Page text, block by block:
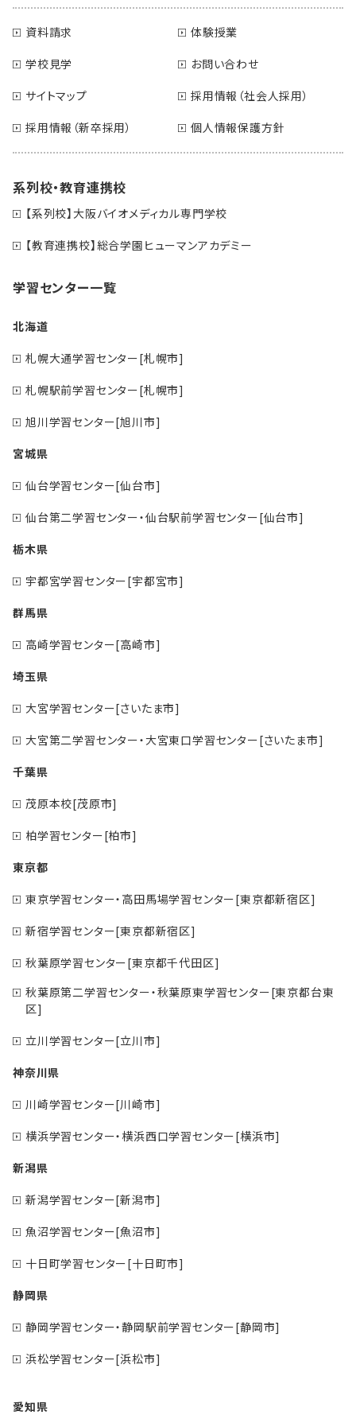
資料請求
体験授業
学校見学
お問い合わせ
サイトマップ
採用情報（社会人採用）
採用情報（新卒採用）
個人情報保護方針
系列校・教育連携校
【系列校】大阪バイオメディカル専門学校
【教育連携校】総合学園ヒューマンアカデミー
学習センター一覧
北海道
札幌大通学習センター[札幌市]
札幌駅前学習センター[札幌市]
旭川学習センター[旭川市]
宮城県
仙台学習センター[仙台市]
仙台第二学習センター・仙台駅前学習センター[仙台市]
栃木県
宇都宮学習センター[宇都宮市]
群馬県
高崎学習センター[高崎市]
埼玉県
大宮学習センター[さいたま市]
大宮第二学習センター・大宮東口学習センター[さいたま市]
千葉県
茂原本校[茂原市]
柏学習センター[柏市]
東京都
東京学習センター・高田馬場学習センター[東京都新宿区]
新宿学習センター[東京都新宿区]
秋葉原学習センター[東京都千代田区]
秋葉原第二学習センター・秋葉原東学習センター[東京都台東
区]
立川学習センター[立川市]
神奈川県
川崎学習センター[川崎市]
横浜学習センター・横浜西口学習センター[横浜市]
新潟県
新潟学習センター[新潟市]
魚沼学習センター[魚沼市]
十日町学習センター[十日町市]
静岡県
静岡学習センター・静岡駅前学習センター[静岡市]
浜松学習センター[浜松市]
愛知県